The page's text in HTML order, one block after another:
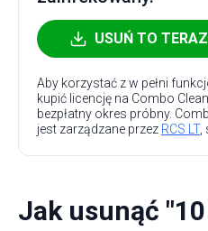
USUŃ TO
Aby korzystać z w pełni
kupić licencję na Combo
bezpłatny okres próbny.
jest zarządzane przez RCS LT,
Jak usunąć